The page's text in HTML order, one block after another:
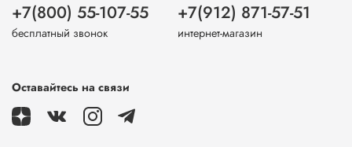
+7(800) 55-107-55
бесплатный звонок
+7(912) 871-57-51
интернет-магазин
Оставайтесь на связи